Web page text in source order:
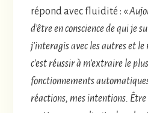
répond avec fluidité : «
d’être en conscience de qui je
j’interagis avec les autres et
c’est réussir à m’extraire le
fonctionnements
réactions, mes intentions. Être